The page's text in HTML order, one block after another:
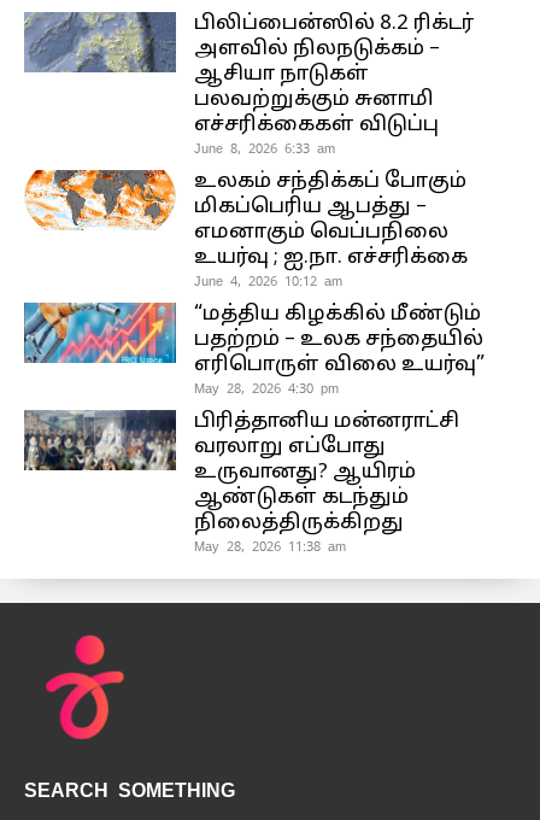
பிலிப்பைன்ஸில் 8.2 ரிக்டர்
அளவில் நிலநடுக்கம் –
ஆசியா நாடுகள்
பலவற்றுக்கும் சுனாமி
எச்சரிக்கைகள் விடுப்பு
June 8, 2026 6:33 am
உலகம் சந்திக்கப் போகும்
மிகப்பெரிய ஆபத்து –
எமனாகும் வெப்பநிலை
உயர்வு ; ஐ.நா. எச்சரிக்கை
June 4, 2026 10:12 am
“மத்திய கிழக்கில் மீண்டும்
பதற்றம் – உலக சந்தையில்
எரிபொருள் விலை உயர்வு”
May 28, 2026 4:30 pm
பிரித்தானிய மன்னராட்சி
வரலாறு எப்போது
உருவானது? ஆயிரம்
ஆண்டுகள் கடந்தும்
நிலைத்திருக்கிறது
May 28, 2026 11:38 am
SEARCH SOMETHING